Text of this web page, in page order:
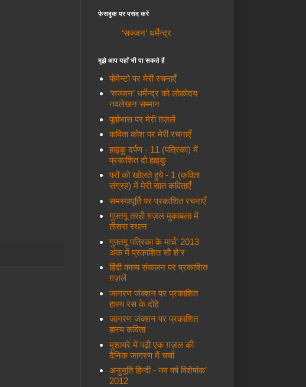
फेसबुक पर पसंद करें
‘सज्जन’ धर्मेन्द्र
मुझे आप यहाँ भी पा सकते हैं
पोमेन्टो पर मेरी रचनाएँ
‘सज्जन’ धर्मेन्द्र को लोकोदय
नवलेखन सम्मान
पूर्वाभास पर मेरी ग़ज़लें
कविता कोश पर मेरी रचनाएँ
हाइकु दर्पण - 11 (पत्रिका) में
प्रकाशित दो हाइकु
परों को खोलते हुये - 1 (कविता
संग्रह) में मेरी सात कविताएँ
समस्यापूर्ति पर प्रकाशित रचनाएँ
गुफ़्तगू तरही ग़ज़ल मुकाबला में
तीसरा स्थान
गुफ़्तगू पत्रिका के मार्च’ 2013
अंक में प्रकाशित सौ शे’र
हिंदी काव्य संकलन पर प्रकाशित
ग़ज़लें
जागरण जंक्शन पर प्रकाशित
हास्य रस के दोहे
जागरण जंक्शन पर प्रकाशित
हास्य कविता
मुशायरे में पढ़ी एक ग़ज़ल की
दैनिक जागरण में चर्चा
अनुभूति हिन्दी - नव वर्ष विशेषांक’
2012